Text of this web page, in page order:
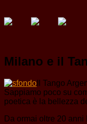
Milano e il
Il Tango
Sappiamo poco su
poetica è la bellezza
Da ormai oltre 20